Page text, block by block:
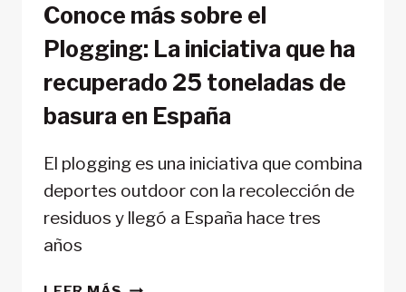
Conoce más sobre el
Plogging: La iniciativa que ha
recuperado 25 toneladas de
basura en España
El plogging es una iniciativa que combina
deportes outdoor con la recolección de
residuos y llegó a España hace tres
años
CONOCE